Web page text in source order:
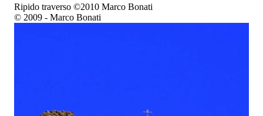
Ripido traverso ©2010 Marco Bonati
© 2009 - Marco Bonati